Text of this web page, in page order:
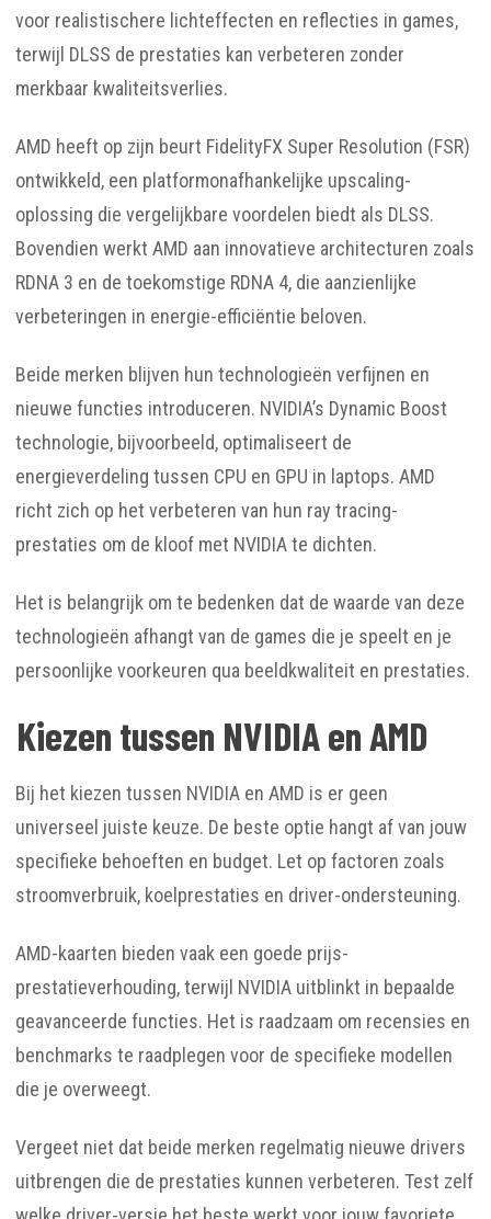
voor realistischere lichteffecten en reflecties in games,
terwijl DLSS de prestaties kan verbeteren zonder
merkbaar kwaliteitsverlies.
AMD heeft op zijn beurt FidelityFX Super Resolution (FSR)
ontwikkeld, een platformonafhankelijke upscaling-
oplossing die vergelijkbare voordelen biedt als DLSS.
Bovendien werkt AMD aan innovatieve architecturen zoals
RDNA 3 en de toekomstige RDNA 4, die aanzienlijke
verbeteringen in energie-efficiëntie beloven.
Beide merken blijven hun technologieën verfijnen en
nieuwe functies introduceren. NVIDIA’s Dynamic Boost
technologie, bijvoorbeeld, optimaliseert de
energieverdeling tussen CPU en GPU in laptops. AMD
richt zich op het verbeteren van hun ray tracing-
prestaties om de kloof met NVIDIA te dichten.
Het is belangrijk om te bedenken dat de waarde van deze
technologieën afhangt van de games die je speelt en je
persoonlijke voorkeuren qua beeldkwaliteit en prestaties.
Kiezen tussen NVIDIA en AMD
Bij het kiezen tussen NVIDIA en AMD is er geen
universeel juiste keuze. De beste optie hangt af van jouw
specifieke behoeften en budget. Let op factoren zoals
stroomverbruik, koelprestaties en driver-ondersteuning.
AMD-kaarten bieden vaak een goede prijs-
prestatieverhouding, terwijl NVIDIA uitblinkt in bepaalde
geavanceerde functies. Het is raadzaam om recensies en
benchmarks te raadplegen voor de specifieke modellen
die je overweegt.
Vergeet niet dat beide merken regelmatig nieuwe drivers
uitbrengen die de prestaties kunnen verbeteren. Test zelf